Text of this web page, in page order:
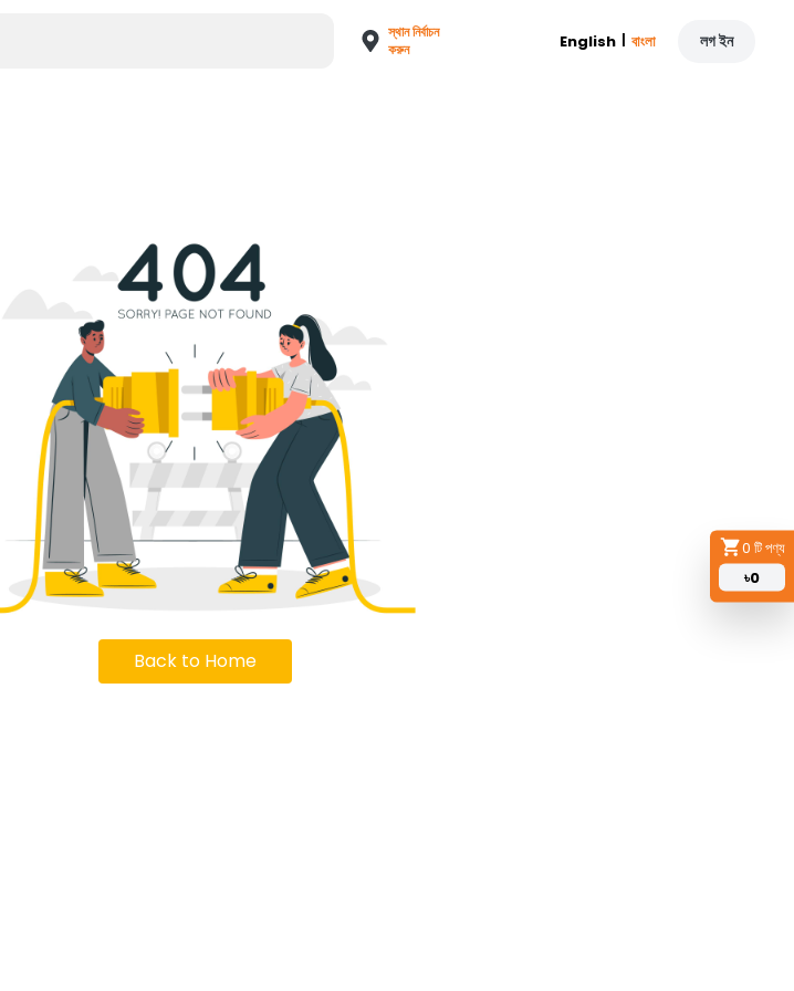
0 টি পণ্য
৳0
স্থান নির্বাচন
করুন
English | বাংলা লগ ইন
Back to Home